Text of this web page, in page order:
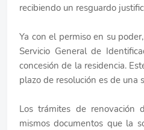
recibiendo un resguardo
Ya con el permiso en su
Servicio General de
concesión de la residencia.
plazo de resolución es de una
Los trámites de renovación
mismos documentos que la